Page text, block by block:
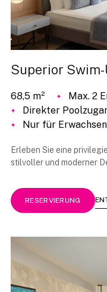
Superior
68,5 m² Max. 2
Direkter
Nur für
Erleben Sie eine
stilvoller und moderner
RESERVIERUNG